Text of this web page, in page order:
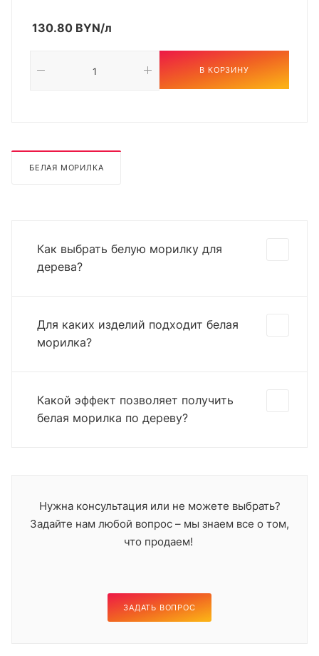
130.80 BYN/л
В КОРЗИНУ
БЕЛАЯ МОРИЛКА
Как выбрать белую морилку для
дерева?
Для каких изделий подходит белая
морилка?
Какой эффект позволяет получить
белая морилка по дереву?
Нужна консультация или не можете выбрать?
Задайте нам любой вопрос – мы знаем все о том,
что продаем!
ЗАДАТЬ ВОПРОС